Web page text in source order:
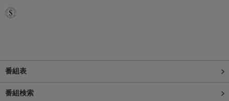
番組表
番組検索